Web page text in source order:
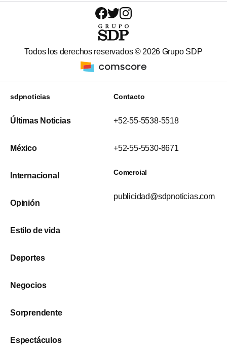
Todos los derechos reservados © 2026 Grupo SDP
sdpnoticias
Últimas Noticias
México
Internacional
Opinión
Estilo de vida
Deportes
Negocios
Sorprendente
Espectáculos
Contacto
+52-55-5538-5518
+52-55-5530-8671
Comercial
publicidad@sdpnoticias.com